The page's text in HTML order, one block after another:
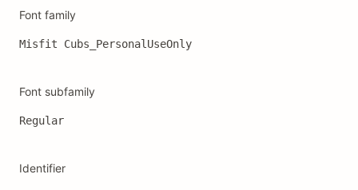
Font family
Misfit Cubs_PersonalUseOnly
Font subfamily
Regular
Identifier